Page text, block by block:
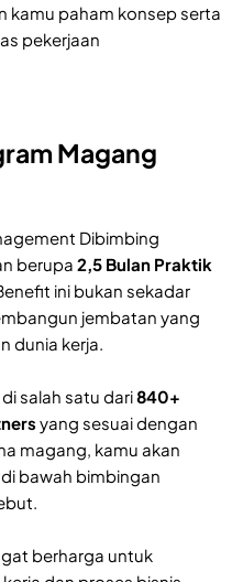
kamu paham konsep serta
pekerjaan
Magang
Dibimbing
berupa 2,5 Bulan Praktik
ini bukan sekadar
jembatan yang
dunia kerja.
salah satu dari840+
yang sesuai dengan
magang, kamu akan
bawah bimbingan
berharga untuk